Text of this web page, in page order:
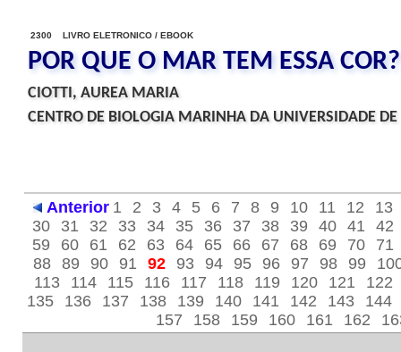
2300 LIVRO ELETRONICO / EBOOK
POR QUE O MAR TEM ESSA COR?
CIOTTI, AUREA MARIA
CENTRO DE BIOLOGIA MARINHA DA UNIVERSIDADE
Anterior 1 2 3 4 5 6 7 8 9 10 11 12
13
30
31 32 33 34 35 36 37 38 39 40 41
42
59
60 61 62 63 64 65 66 67 68 69 70
71
88 89 90 91 92 93 94 95 96 97 98 99
113
114 115 116 117 118 119 120 121
122
135
136 137 138 139 140 141 142 143
144
157
158 159 160 161 162